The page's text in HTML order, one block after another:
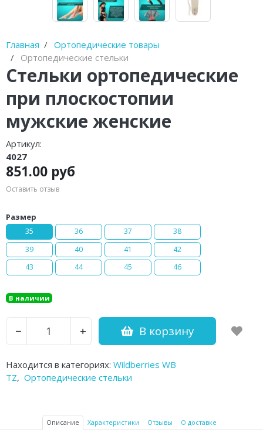
Главная
Ортопедические товары
Ортопедические стельки
Стельки ортопедические
при плоскостопии
мужские женские
Артикул:
4027
851.00 руб
Оставить отзыв
Размер
35 36 37
38
39
40 41
42
43
44 45 46
В наличии
− + В корзину
Находится в категориях: Wildberries WB
TZ, Ортопедические стельки
Описание Характеристики Отзывы О доставке
Диски балансировочные
Устройства от храпа
Спринцовки
Фототерапевтические аппараты
Пульсоксиметры
обработки
Баллон-нагнетатель
Аптечки и таблетницы
Контейнеры для биоматериалов
Вспомогательные устройства для
Резиновые грелки
Кислородные устройства
Медицинские иглы и катетеры